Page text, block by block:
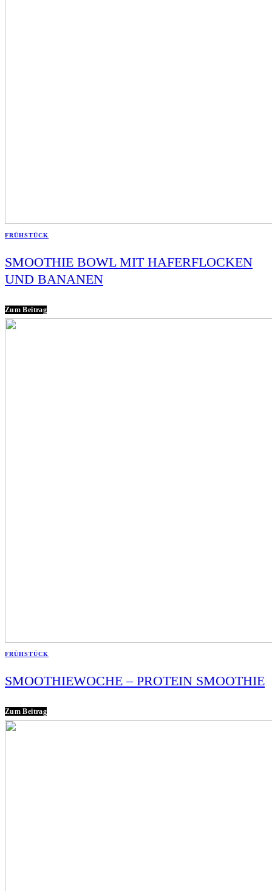
FRÜHSTÜCK
SMOOTHIE BOWL MIT HAFERFLOCKEN
UND BANANEN
Zum Beitrag
FRÜHSTÜCK
SMOOTHIEWOCHE – PROTEIN SMOOTHIE
Zum Beitrag